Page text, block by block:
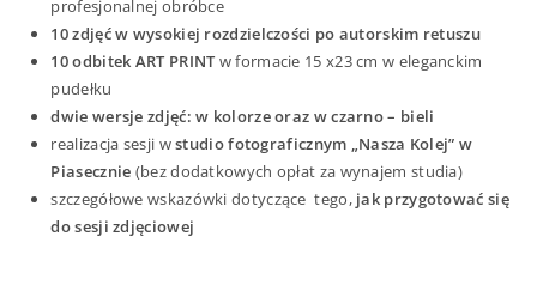
profesjonalnej obróbce
10 zdjęć w wysokiej rozdzielczości po autorskim retuszu
10 odbitek ART PRINTw formacie 15 x23 cm w eleganckim
pudełku
dwie wersje zdjęć: w kolorze oraz w czarno – bieli
realizacja sesji wstudio fotograficznym „Nasza Kolej” w
Piasecznie (bez dodatkowych opłat za wynajem studia)
szczegółowe wskazówki dotyczące tego, jak przygotować się
do sesji zdjęciowej